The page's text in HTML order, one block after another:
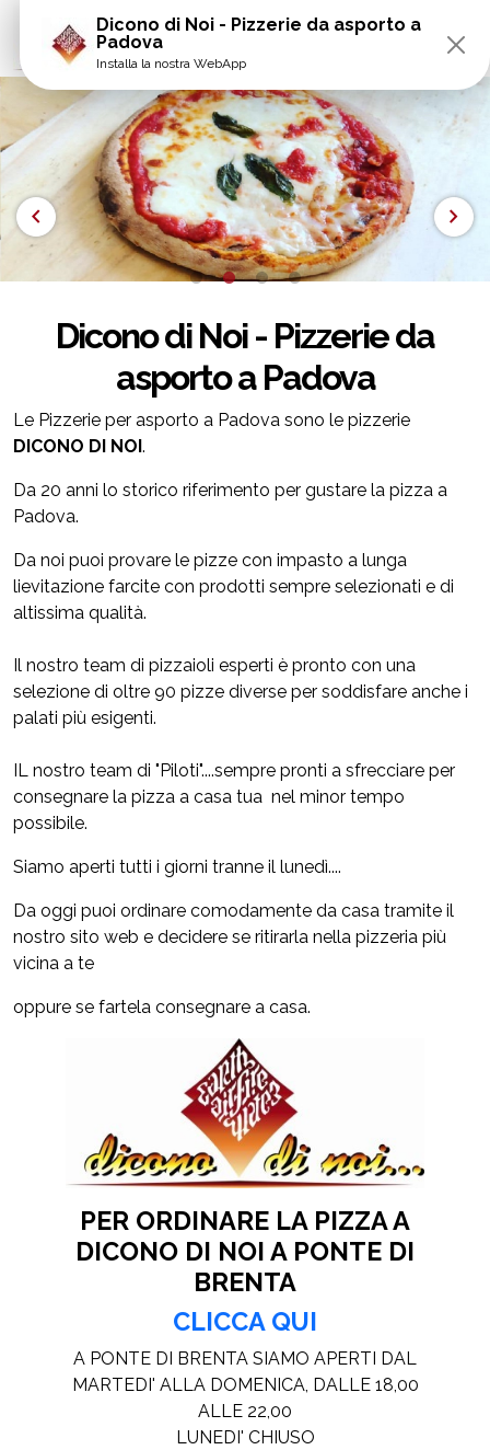
chevron_left chevron_right
Dicono di Noi - Pizzerie da
asporto a Padova
Le Pizzerie per asporto a Padova sono le pizzerie
DICONO DI NOI.
Da 20 anni lo storico riferimento per gustare la pizza a
Padova.
Da noi puoi provare le pizze con impasto a lunga
lievitazione farcite con prodotti sempre selezionati e di
altissima qualità.
Il nostro team di pizzaioli esperti è pronto con una
selezione di oltre 90 pizze diverse per soddisfare anche i
palati più esigenti.
IL nostro team di "Piloti"....sempre pronti a sfrecciare per
consegnare la pizza a casa tua nel minor tempo
possibile.
Siamo aperti tutti i giorni tranne il lunedì....
Da oggi puoi ordinare comodamente da casa tramite il
nostro sito web e decidere se ritirarla nella pizzeria più
vicina a te
oppure se fartela consegnare a casa.
PER ORDINARE LA PIZZA A
DICONO DI NOI A PONTE DI
BRENTA
CLICCA QUI
A PONTE DI BRENTA SIAMO APERTI DAL
MARTEDI' ALLA DOMENICA, DALLE 18,00
ALLE 22,00
LUNEDI' CHIUSO
Dicono di Noi - Pizzerie da asporto a
Padova
Installa la nostra WebApp